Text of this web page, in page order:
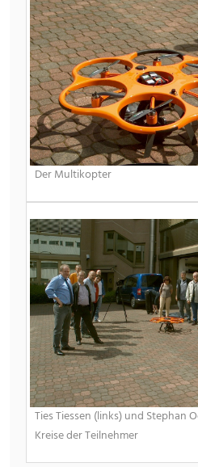
Der Multikopter
Ties Tiessen (links) und Stephan
Kreise der Teilnehmer